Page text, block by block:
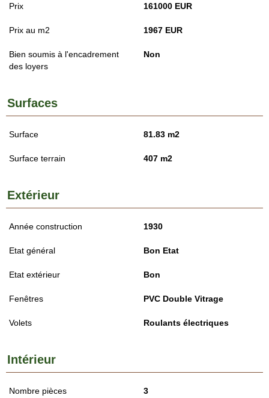
Prix 161000 EUR
Prix au m2 1967 EUR
Bien soumis à l'encadrement
des loyers
Non
Surfaces
Surface 81.83 m2
Surface terrain 407 m2
Extérieur
Année construction 1930
Etat général Bon Etat
Etat extérieur Bon
Fenêtres PVC Double Vitrage
Volets Roulants électriques
Intérieur
Nombre pièces 3